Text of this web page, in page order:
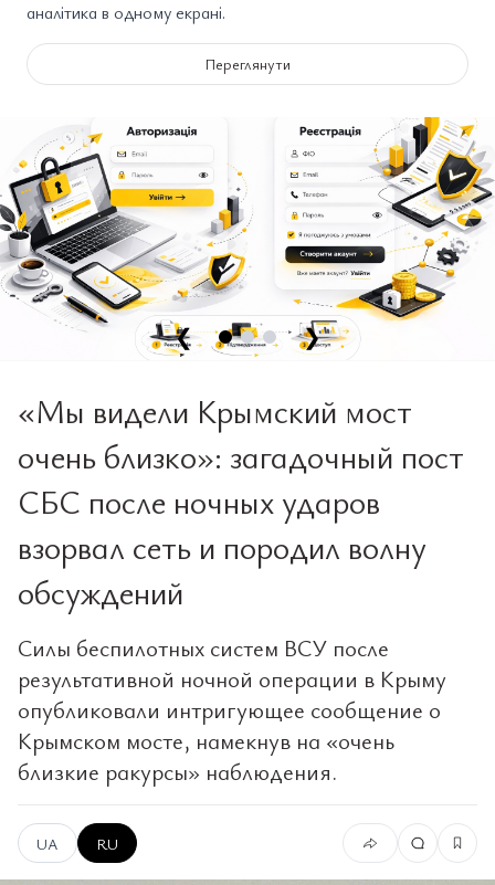
аналітика в одному екрані.
Переглянути
❮ ❯
«Мы видели Крымский мост
очень близко»: загадочный пост
СБС после ночных ударов
взорвал сеть и породил волну
обсуждений
Силы беспилотных систем ВСУ после
результативной ночной операции в Крыму
опубликовали интригующее сообщение о
Крымском мосте, намекнув на «очень
близкие ракурсы» наблюдения.
UA RU